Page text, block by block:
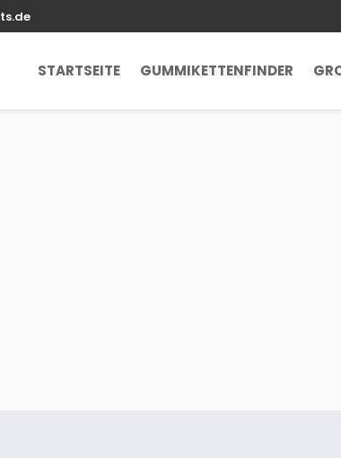
STARTSEITE GUMMIKETTENFINDER